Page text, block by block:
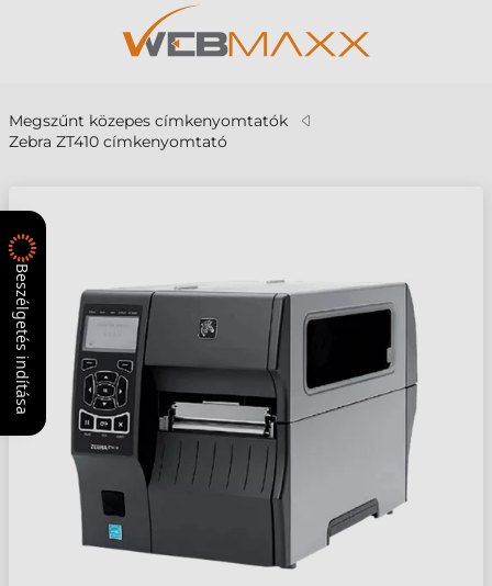
Megszűnt közepes címkenyomtatók
Zebra ZT410 címkenyomtató
Beszélgetés indítása